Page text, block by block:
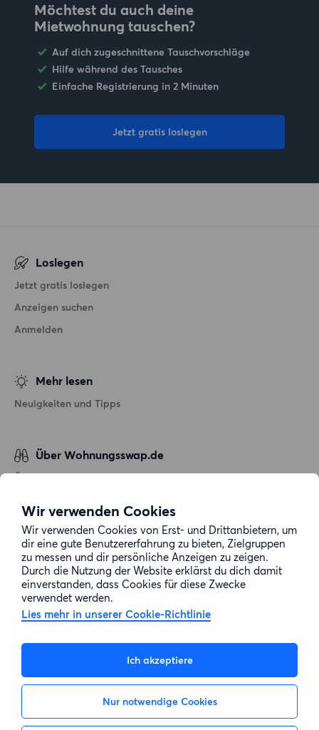
Wir verwenden Cookies
Wir verwenden Cookies von Erst- und Drittanbietern, um
dir eine gute Benutzererfahrung zu bieten, Zielgruppen
zu messen und dir persönliche Anzeigen zu zeigen.
Durch die Nutzung der Website erklärst du dich damit
einverstanden, dass Cookies für diese Zwecke
verwendet werden.
Lies mehr in unserer Cookie-Richtlinie
Ich akzeptiere
Nur notwendige Cookies
Möchtest du auch deine
Mietwohnung tauschen?
Auf dich zugeschnittene Tauschvorschläge
Hilfe während des Tausches
Einfache Registrierung in 2 Minuten
Jetzt gratis loslegen
Loslegen
Jetzt gratis loslegen
Anzeigen suchen
Anmelden
Mehr lesen
Neuigkeiten und Tipps
Über Wohnungsswap.de
Über uns
Datenschutz
Cookie-Richtlinie
Sitemap
E-Mail-Adresse: